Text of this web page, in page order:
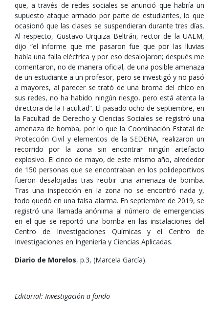
que, a través de redes sociales se anunció que habría un
supuesto ataque armado por parte de estudiantes, lo que
ocasionó que las clases se suspendieran durante tres días.
Al respecto, Gustavo Urquiza Beltrán, rector de la UAEM,
dijo “el informe que me pasaron fue que por las lluvias
había una falla eléctrica y por eso desalojaron; después me
comentaron, no de manera oficial, de una posible amenaza
de un estudiante a un profesor, pero se investigó y no pasó
a mayores, al parecer se trató de una broma del chico en
sus redes, no ha habido ningún riesgo, pero está atenta la
directora de la Facultad”. El pasado ocho de septiembre, en
la Facultad de Derecho y Ciencias Sociales se registró una
amenaza de bomba, por lo que la Coordinación Estatal de
Protección Civil y elementos de la SEDENA, realizaron un
recorrido por la zona sin encontrar ningún artefacto
explosivo. El cinco de mayo, de este mismo año, alrededor
de 150 personas que se encontraban en los polideportivos
fueron desalojadas tras recibir una amenaza de bomba.
Tras una inspección en la zona no se encontró nada y,
todo quedó en una falsa alarma. En septiembre de 2019, se
registró una llamada anónima al número de emergencias
en el que se reportó una bomba en las instalaciones del
Centro de Investigaciones Químicas y el Centro de
Investigaciones en Ingeniería y Ciencias Aplicadas.
Diario de Morelos, p.3, (Marcela García).
Editorial: Investigación a fondo